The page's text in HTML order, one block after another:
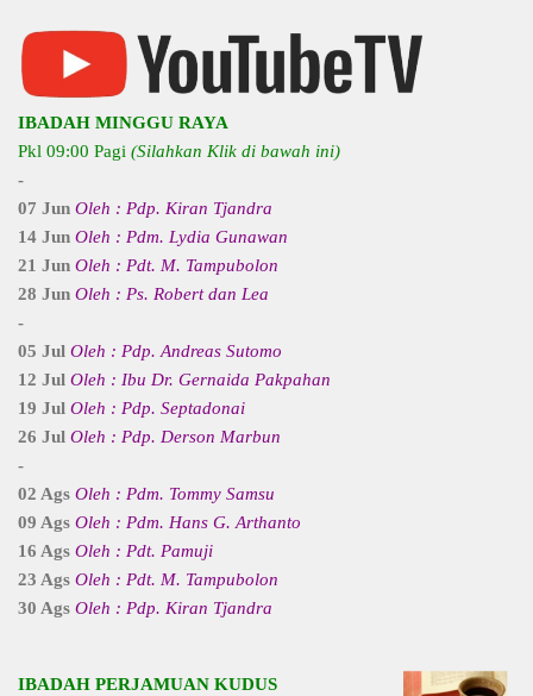
IBADAH MINGGU RAYA
Pkl 09:00 Pagi (Silahkan Klik di bawah ini)
-
07 Jun Oleh : Pdp. Kiran Tjandra
14 Jun Oleh : Pdm. Lydia Gunawan
21 Jun Oleh : Pdt. M. Tampubolon
28 Jun Oleh : Ps. Robert dan Lea
-
05 Jul Oleh : Pdp. Andreas Sutomo
12 Jul Oleh : Ibu Dr. Gernaida Pakpahan
19 Jul Oleh : Pdp. Septadonai
26 Jul Oleh : Pdp. Derson Marbun
-
02 Ags Oleh : Pdm. Tommy Samsu
09 Ags Oleh : Pdm. Hans G. Arthanto
16 Ags Oleh : Pdt. Pamuji
23 Ags Oleh : Pdt. M. Tampubolon
30 Ags Oleh : Pdp. Kiran Tjandra
IBADAH PERJAMUAN KUDUS